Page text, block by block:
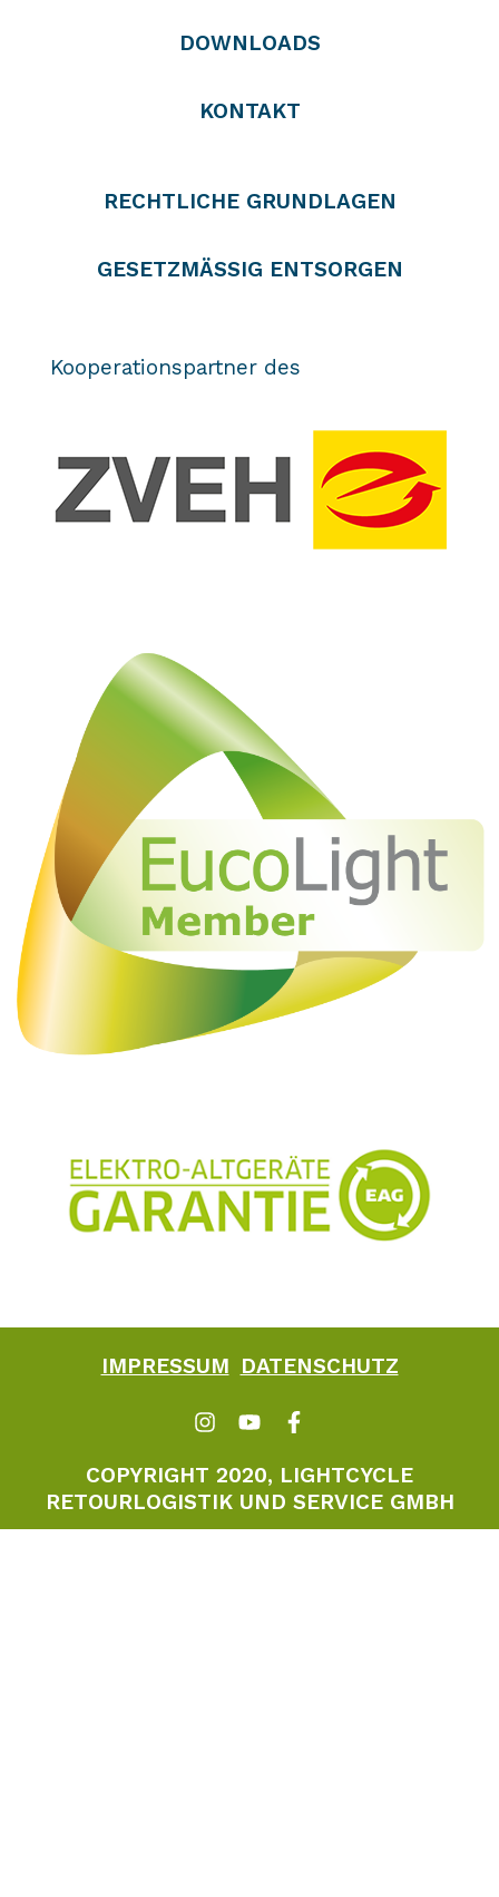
DOWNLOADS
KONTAKT
RECHTLICHE GRUNDLAGEN
GESETZMÄSSIG ENTSORGEN
Kooperationspartner des
IMPRESSUM DATENSCHUTZ
COPYRIGHT 2020, LIGHTCYCLE
RETOURLOGISTIK UND SERVICE GMBH